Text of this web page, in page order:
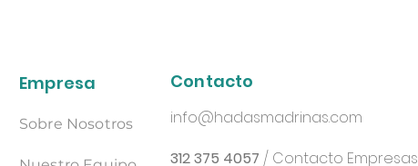
Empresa
Sobre Nosotros
Contacto
info@hadasmadrinas.com
312 375 4057 / Contacto Empresas